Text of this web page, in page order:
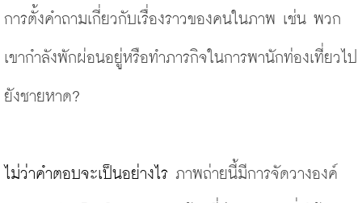
การตั้งคำถามเกี่ยวกับเรื่องราวของคนในภาพ เช่น พวก
เขากำลังพักผ่อนอยู่หรือทำภารกิจในการพานักท่องเที่ยวไป
ยังชายหาด?
ไม่ว่าคำตอบจะเป็นอย่างไร ภาพถ่ายนี้มีการจัดวางองค์